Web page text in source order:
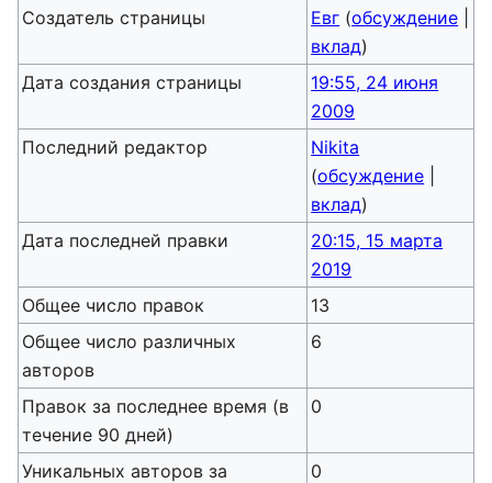
Создатель страницы Евг (обсуждение
вклад)
Дата создания страницы
19:55, 24 июня
2009
Последний редактор
Nikita
(обсуждение
вклад)
Дата последней правки
20:15, 15 марта
2019
Общее число правок
13
Общее число различных
авторов
6
Правок за последнее время (в
течение 90 дней)
0
Уникальных авторов за 0